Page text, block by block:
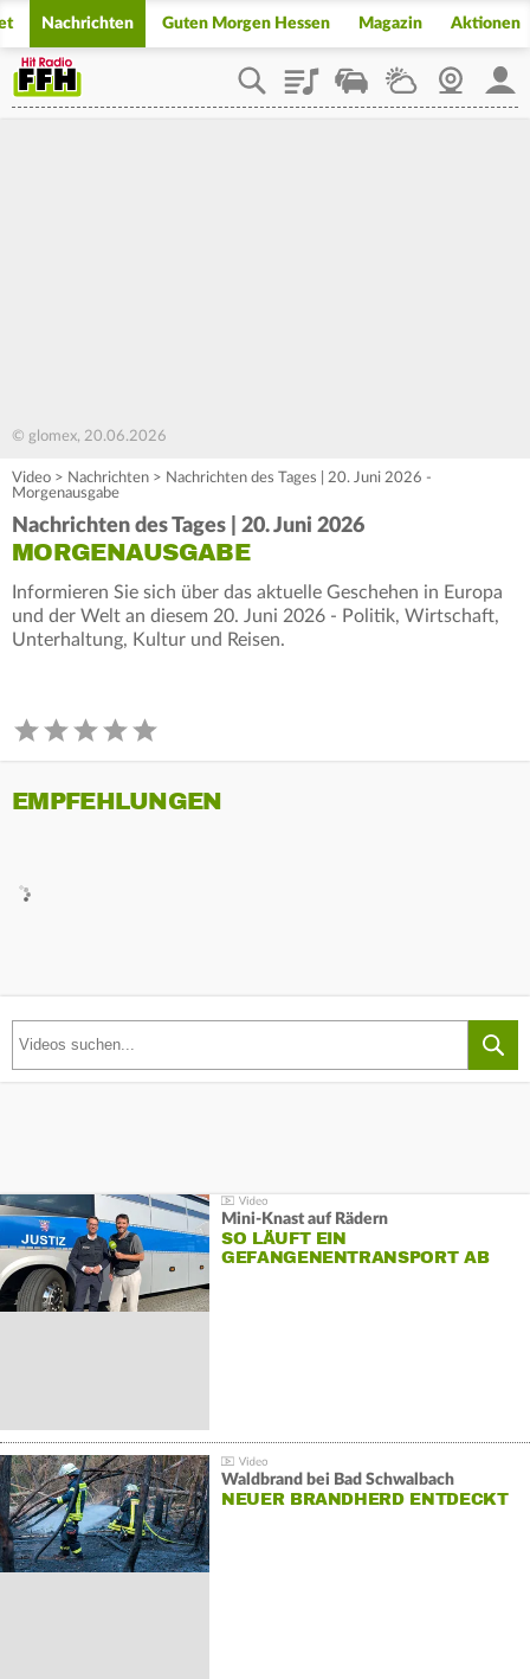
Nachrichten Guten Morgen Hessen Magazin Aktionen
PlaylistStaupilotWetterWebcam
© glomex, 20.06.2026
Video > Nachrichten > Nachrichten des Tages | 20. Juni 2026 -
Morgenausgabe
Nachrichten des Tages | 20. Juni 2026
MORGENAUSGABE
Informieren Sie sich über das aktuelle Geschehen in Europa
und der Welt an diesem 20. Juni 2026 - Politik, Wirtschaft,
Unterhaltung, Kultur und Reisen.
EMPFEHLUNGEN
Mini-Knast auf Rädern
SO LÄUFT EIN
GEFANGENENTRANSPORT AB
Waldbrand bei Bad Schwalbach
NEUER BRANDHERD ENTDECKT